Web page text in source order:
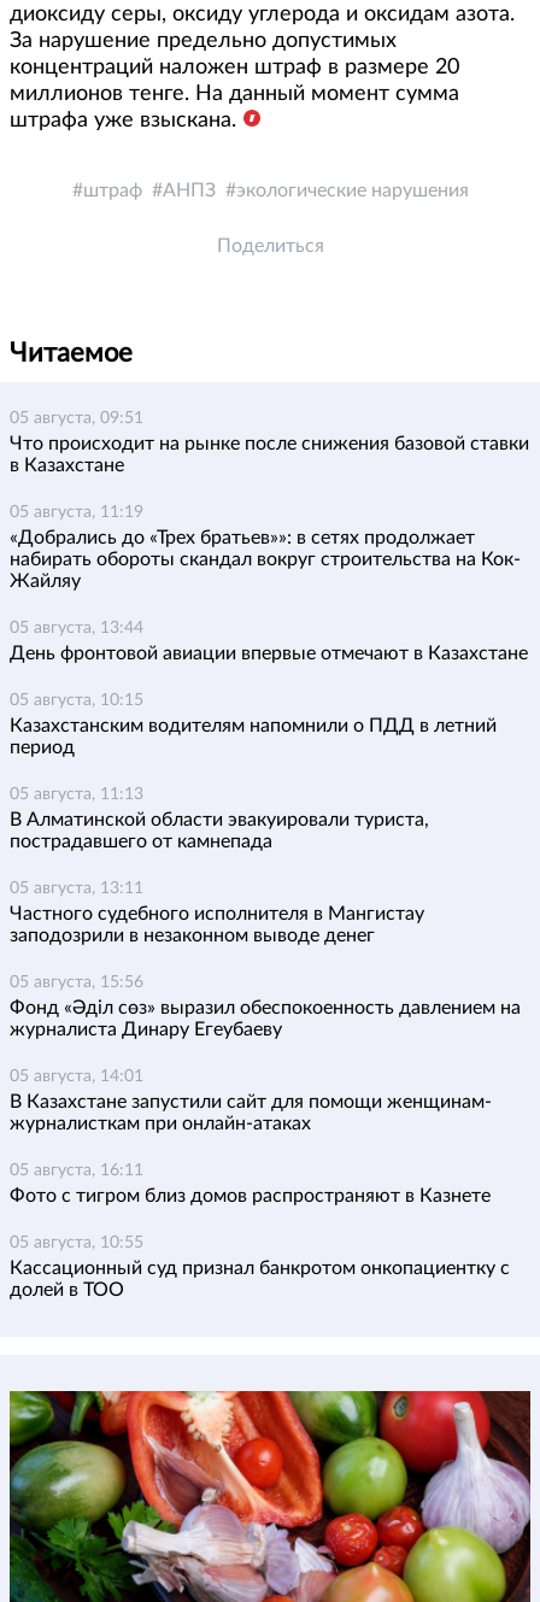
диоксиду серы, оксиду углерода и оксидам азота.
За нарушение предельно допустимых
концентраций наложен штраф в размере 20
миллионов тенге. На данный момент сумма
штрафа уже взыскана.
штраф АНПЗ экологические нарушения
Поделиться
Читаемое
05 августа, 09:51
Что происходит на рынке после снижения базовой ставки
в Казахстане
05 августа, 11:19
«Добрались до «Трех братьев»»: в сетях продолжает
набирать обороты скандал вокруг строительства на Кок-
Жайляу
05 августа, 13:44
День фронтовой авиации впервые отмечают в Казахстане
05 августа, 10:15
Казахстанским водителям напомнили о ПДД в летний
период
05 августа, 11:13
В Алматинской области эвакуировали туриста,
пострадавшего от камнепада
05 августа, 13:11
Частного судебного исполнителя в Мангистау
заподозрили в незаконном выводе денег
05 августа, 15:56
Фонд «Әділ сөз» выразил обеспокоенность давлением на
журналиста Динару Егеубаеву
05 августа, 14:01
В Казахстане запустили сайт для помощи женщинам-
журналисткам при онлайн-атаках
05 августа, 16:11
Фото с тигром близ домов распространяют в Казнете
05 августа, 10:55
Кассационный суд признал банкротом онкопациентку с
долей в ТОО